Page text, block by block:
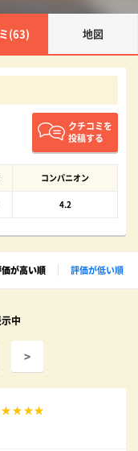
(63) 地図
クチコミを
投稿する
コンパニオン
4.2
が高い順 評価が低い順
中
>